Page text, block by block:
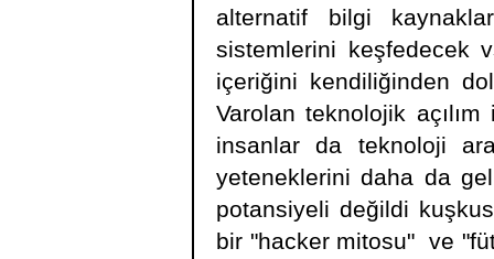
alternatif bilgi
sistemlerini keşfedecek
içeriğini kendiliğinden
Varolan teknolojik
insanlar da teknoloji
yeteneklerini daha da
potansiyeli değildi
bir "hacker mitosu" ve